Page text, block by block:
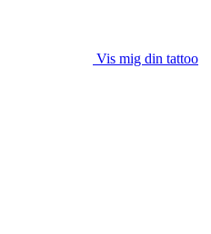
Vis mig din tattoo